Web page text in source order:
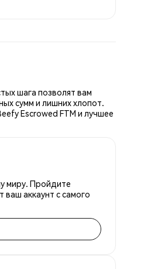
шага позволят вам
сумм и лишних хлопот.
Escrowed FTM и лучшее
миру. Пройдите
аккаунт с самого